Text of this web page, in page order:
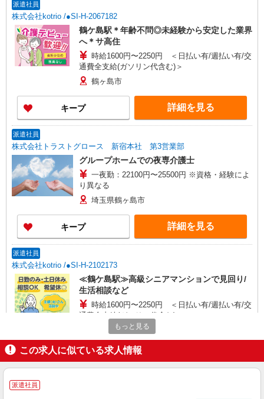
派遣社員
株式会社kotrio /●SI-H-2067182
鶴ケ島駅＊年齢不問◎未経験から安定した業界
へ＊サ高住
時給1600円〜2250円 ＜日払い有/週払い有/交
通費全支給(ガソリン代含む)＞
鶴ヶ島市
キープ 詳細を見る
派遣社員
株式会社トラストグロース 新宿本社 第3営業部
グループホームでの夜専介護士
一夜勤：22100円〜25500円 ※資格・経験によ
り異なる
埼玉県鶴ヶ島市
キープ 詳細を見る
派遣社員
株式会社kotrio /●SI-H-2102173
≪鶴ケ島駅≫高級シニアマンションで見回り/
生活相談など
時給1600円〜2250円 ＜日払い有/週払い有/交
通費全支給(ガソリン代含む)＞
鶴ヶ島市
キープ
派遣社員
もっと見る
この求人に似ている求人情報
派遣社員